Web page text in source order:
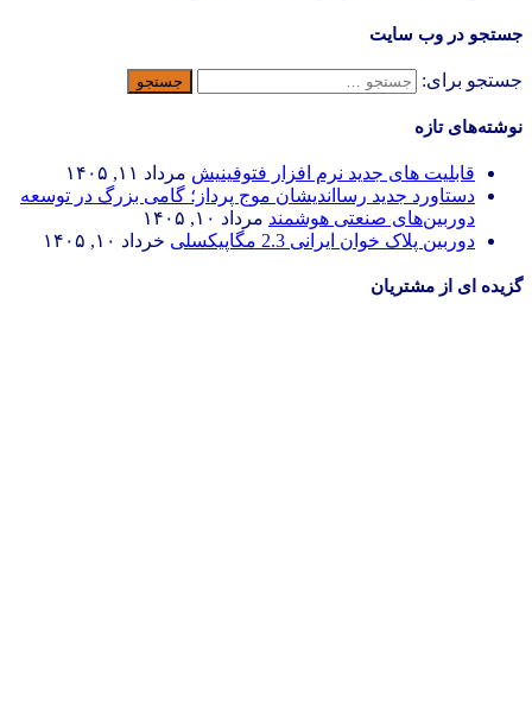
جستجو در وب سایت
جستجو برای:
نوشته‌های تازه
قابلیت های جدید نرم افزار فتوفینیش مرداد ۱۱, ۱۴۰۵
دستاورد جدید رسااندیشان موج پرداز؛ گامی بزرگ در توسعه
دوربین‌های صنعتی هوشمند مرداد ۱۰, ۱۴۰۵
دوربین پلاک خوان ایرانی 2.3 مگاپیکسلی
خرداد ۱۰, ۱۴۰۵
گزیده ای از مشتریان